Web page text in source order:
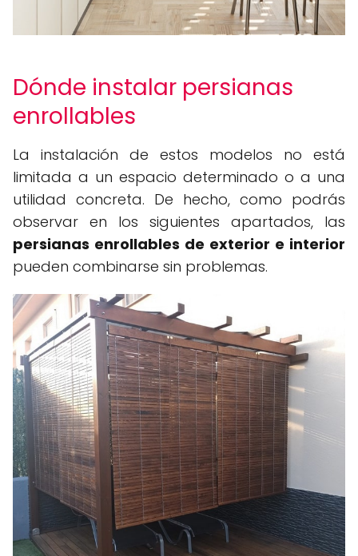
Dónde instalar persianas
enrollables
La instalación de estos modelos no está
limitada a un espacio determinado o a una
utilidad concreta. De hecho, como podrás
observar en los siguientes apartados, las
persianas enrollables de exterior e interior
pueden combinarse sin problemas.